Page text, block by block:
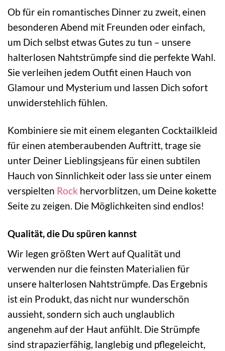
Ob für ein romantisches Dinner zu zweit, einen
besonderen Abend mit Freunden oder einfach,
um Dich selbst etwas Gutes zu tun – unsere
halterlosen Nahtstrümpfe sind die perfekte Wahl.
Sie verleihen jedem Outfit einen Hauch von
Glamour und Mysterium und lassen Dich sofort
unwiderstehlich fühlen.
Kombiniere sie mit einem eleganten Cocktailkleid
für einen atemberaubenden Auftritt, trage sie
unter Deiner Lieblingsjeans für einen subtilen
Hauch von Sinnlichkeit oder lass sie unter einem
verspielten Rock hervorblitzen, um Deine kokette
Seite zu zeigen. Die Möglichkeiten sind endlos!
Qualität, die Du spüren kannst
Wir legen größten Wert auf Qualität und
verwenden nur die feinsten Materialien für
unsere halterlosen Nahtstrümpfe. Das Ergebnis
ist ein Produkt, das nicht nur wunderschön
aussieht, sondern sich auch unglaublich
angenehm auf der Haut anfühlt. Die Strümpfe
sind strapazierfähig, langlebig und pflegeleicht,